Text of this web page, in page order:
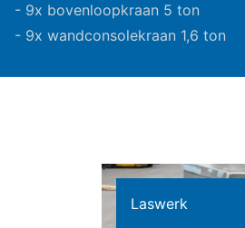
- 9x bovenloopkraan 5 ton
- 9x wandconsolekraan 1,6 ton
Laswerk